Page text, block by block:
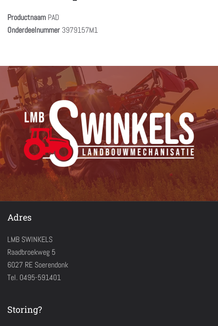
Productnaam PAD
Onderdeelnummer 3979157M1
Adres
LMB SWINKELS
Raadbroekweg 5
6027 RE Soerendonk
Tel. 0495-591401
Storing?